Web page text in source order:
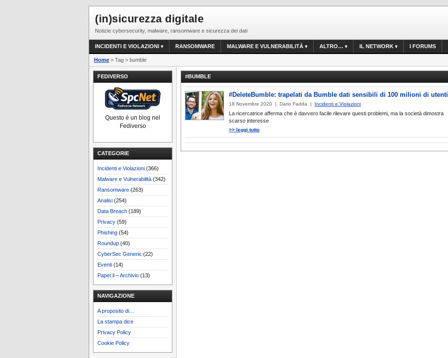
(in)sicurezza digitale
Notizie cybersecurity, malware, ransomware e sicurezza dei dati
INCIDENTI E VIOLAZIONI RANSOMWARE MALWARE E VULNERABILITÀ ALTRO… IL NETWORK I FORUMS
Home > Tag > bumble
FEDIVERSO
Questo è un blog nel
Fediverso
CATEGORIE
Incidenti e Violazioni (366)
Malware e Vulnerabilità (342)
Ransomware (263)
Analisi (254)
Data Breach (189)
Privacy (59)
Phishing (54)
Roundup (40)
CyberSec Generic (22)
Eventi (14)
Paper.li – Archivio (13)
NAVIGAZIONE
A proposito di…
La stampa dice
Privacy Policy
Cookie Policy
#BUMBLE
#DeleteBumble: trapelati da Bumble dati sensibili di 100 milioni di utenti
18 Novembre 2020 | Dario Fadda | Incidenti e Violazioni
La ricercatrice afferma che è davvero facile rilevare questi problemi, ma la società dimostra
scarso interesse
>> leggi tutto